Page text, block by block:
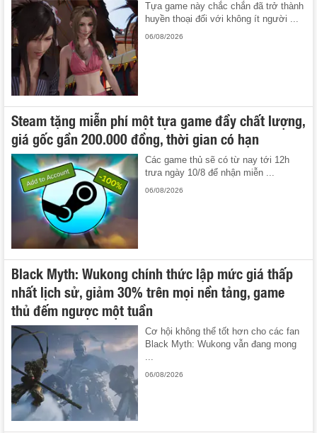
Tựa game này chắc chắn đã trở thành
huyền thoại đối với không ít người ...
06/08/2026
Steam tặng miễn phí một tựa game đầy chất lượng,
giá gốc gần 200.000 đồng, thời gian có hạn
Các game thủ sẽ có từ nay tới 12h
trưa ngày 10/8 để nhận miễn ...
06/08/2026
Black Myth: Wukong chính thức lập mức giá thấp
nhất lịch sử, giảm 30% trên mọi nền tảng, game
thủ đếm ngược một tuần
Cơ hội không thể tốt hơn cho các fan
Black Myth: Wukong vẫn đang mong
...
06/08/2026